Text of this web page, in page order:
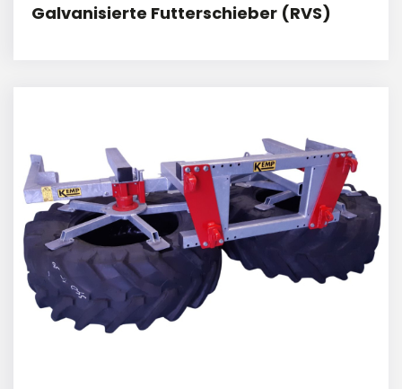
Galvanisierte Futterschieber (RVS)